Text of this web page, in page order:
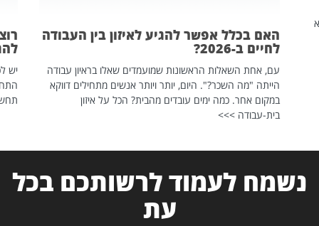
האם בכלל אפשר להגיע לאיזון בין העבודה
לחיים ב-2026?
עם, אחת השאלות הראשונות שמועמדים שאלו בראיון עבודה
הייתה "מה השכר?". היום, יותר ויותר אנשים מתחילים דווקא
במקום אחר. כמה ימים עובדים מהבית? הכל על איזון
בית-עבודה >>>
יש
נשמח לעמוד לרשותכם בכל
עת